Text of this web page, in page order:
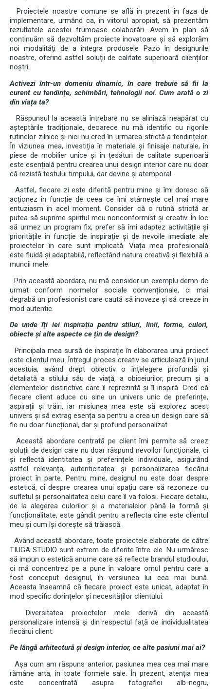
Proiectele noastre comune se află în prezent în faza de
implementare, urmând ca, în viitorul apropiat, să prezentăm
rezultatele acestei frumoase colaborări. Avem în plan să
continuăm să dezvoltăm proiecte inovatoare și să explorăm
noi modalități de a integra produsele Pazo în designurile
noastre, oferind astfel soluții de calitate superioară clienților
noștri.
Activezi într-un domeniu dinamic, în care trebuie să fii la
curent cu tendințe, schimbări, tehnologii noi. Cum arată o zi
din viața ta?
Răspunsul la această întrebare nu se aliniază neapărat cu
așteptările tradiționale, deoarece nu mă identific cu rigorile
rutinelor zilnice și nici nu cred în urmarea strictă a tendințelor.
În viziunea mea, investiția în materiale și finisaje naturale, în
piese de mobilier unice și în țesături de calitate superioară
este esențială pentru crearea unui design interior care nu doar
că rezistă testului timpului, dar devine și atemporal.
Astfel, fiecare zi este diferită pentru mine și îmi doresc să
acționez în funcție de ceea ce îmi stârnește cel mai mare
entuziasm în acel moment. Consider că o rutină strictă ar
putea să suprime spiritul meu nonconformist și creativ. În loc
să urmez un program fix, prefer să îmi adaptez activitățile și
prioritățile în funcție de inspirație și de nevoile imediate ale
proiectelor în care sunt implicată. Viața mea profesională
este fluidă și adaptabilă, reflectând natura creativă și flexibilă a
muncii mele.
Prin această abordare, nu mă consider un exemplu demn de
urmat conform normelor sociale convenționale, ci mai
degrabă un profesionist care caută să inoveze și să creeze în
mod autentic.
De unde îți iei inspirația pentru stiluri, linii, forme, culori,
obiecte și alte aspecte ce țin de design?
Principala mea sursă de inspirație în elaborarea unui proiect
este clientul meu. Întregul proces creativ se articulează în jurul
acestuia, având drept obiectiv o înțelegere profundă și
detaliată a stilului său de viață, a obiceiurilor, precum și a
elementelor distinctive care îl reprezintă și îl inspiră. Cred că
fiecare client aduce cu sine un univers unic de preferințe,
aspirații și trăiri, iar misiunea mea este să explorez acest
univers și să extrag esența sa pentru a crea un design care să
fie nu doar funcțional, dar și profund personalizat.
Această abordare centrată pe client îmi permite să creez
soluții de design care nu doar răspund nevoilor funcționale, ci
și reflectă identitatea și preferințele individuale, asigurând
astfel relevanța, autenticitatea și personalizarea fiecărui
proiect în parte. Pentru mine, designul nu este doar despre
estetică, ci despre crearea unui spațiu care să rezoneze cu
sufletul și personalitatea celui care îl va folosi. Fiecare detaliu,
de la alegerea culorilor și a materialelor până la formă și
funcționalitate, este gândit pentru a reflecta cine este clientul
meu și cum își dorește să trăiască.
Având această abordare, toate proiectele elaborate de către
TIUGA STUDIO sunt extrem de diferite între ele. Nu urmăresc
să impun o estetică anume care să reflecte brandul studioului,
ci mă concentrez pe a pune în valoare omul pentru care a
fost conceput designul, în versiunea lui cea mai bună.
Aceasta înseamnă că fiecare proiect este unicat, adaptat în
mod specific dorințelor și necesităților clientului.
Diversitatea proiectelor mele derivă din această
personalizare intensă și din respectul față de individualitatea
fiecărui client.
Pe lângă arhitectură și design interior, ce alte pasiuni mai ai?
Așa cum am răspuns anterior, pasiunea mea cea mai mare
rămâne arta, în toate formele sale. În prezent, atenția mea
este concentrată asupra fotografiei alb-negru,